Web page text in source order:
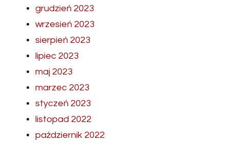
grudzień 2023
wrzesień 2023
sierpień 2023
lipiec 2023
maj 2023
marzec 2023
styczeń 2023
listopad 2022
październik 2022